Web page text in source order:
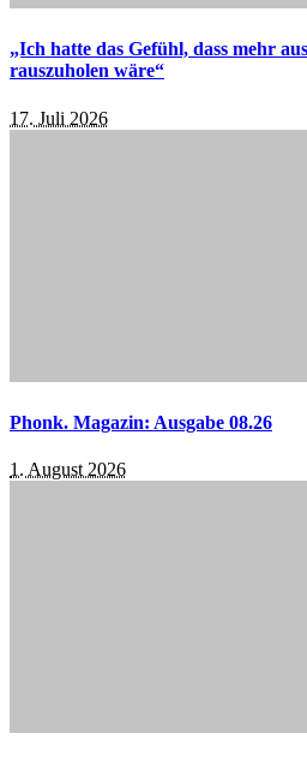
„Ich hatte das Gefühl, dass mehr
rauszuholen wäre“
17. Juli 2026
Phonk. Magazin: Ausgabe 08.26
1. August 2026